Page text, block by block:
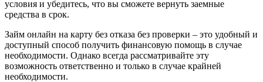
условия и убедитесь, что вы сможете вернуть заемные
средства в срок.
Займ онлайн на карту без отказа без проверки – это удобный и
доступный способ получить финансовую помощь в случае
необходимости. Однако всегда рассматривайте эту
возможность ответственно и только в случае крайней
необходимости.